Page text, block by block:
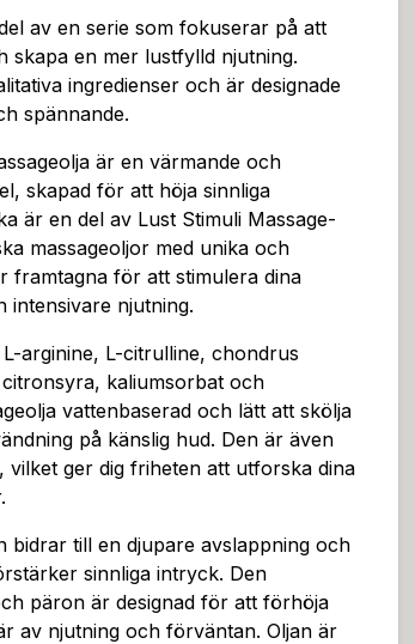
av en serie som fokuserar på att
skapa en mer lustfylld njutning.
ingredienser och är designade
spännande.
är en värmande och
skapad för att höja sinnliga
är en del av Lust Stimuli Massage-
massageoljor med unika och
framtagna för att stimulera dina
intensivare njutning.
arginine, L-citrulline, chondrus
kaliumsorbat och
vattenbaserad och lätt att skölja
på känslig hud. Den är även
ger dig friheten att utforska dina
bidrar till en djupare avslappning och
sinnliga intryck. Den
päron är designad för att förhöja
av njutning och förväntan. Oljan är